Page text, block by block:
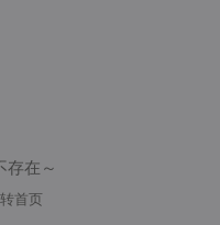
存在～
首页